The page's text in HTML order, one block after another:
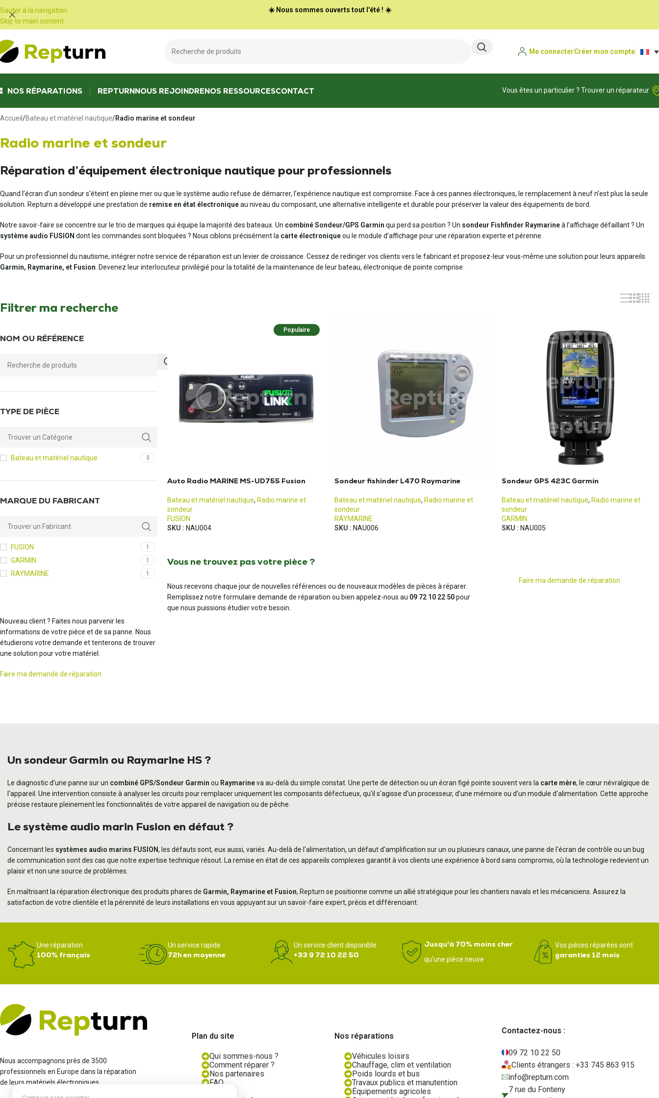
Sauter à la navigation
Skip to main content
☀️ Nous sommes ouverts tout l'été ! ☀️
Me connecterCréer mon compte
NOS RÉPARATIONS REPTURNNOUS REJOINDRENOS RESSOURCESCONTACT Vous êtes un particulier ? Trouver un réparateur
Accueil /Bateau et matériel nautique/Radio marine et sondeur
Radio marine et sondeur
Réparation d’équipement électronique nautique pour professionnels
Quand l’écran d’un sondeur s’éteint en pleine mer ou que le système audio refuse de démarrer, l’expérience nautique est compromise. Face à ces pannes électroniques, le remplacement à neuf n’est plus la seule
solution. Repturn a développé une prestation de remise en état électroniqueau niveau du composant, une alternative intelligente et durable pour préserver la valeur des équipements de bord.
Notre savoir-faire se concentre sur le trio de marques qui équipe la majorité des bateaux. Un combiné Sondeur/GPS Garmin qui perd sa position ? Un sondeur Fishfinder Raymarineà l’affichage défaillant ? Un
système audio FUSION dont les commandes sont bloquées ? Nous ciblons précisément la carte électroniqueou le module d’affichage pour une réparation experte et pérenne.
Pour un professionnel du nautisme, intégrer notre service de réparation est un levier de croissance. Cessez de rediriger vos clients vers le fabricant et proposez-leur vous-même une solution pour leurs appareils
Garmin, Raymarine, et Fusion . Devenez leur interlocuteur privilégié pour la totalité de la maintenance de leur bateau, électronique de pointe comprise.
Filtrer ma recherche
NOM OU RÉFÉRENCE
TYPE DE PIÈCE
Bateau et matériel nautique 3
MARQUE DU FABRICANT
FUSION 1
GARMIN 1
RAYMARINE 1
Nouveau client ? Faites nous parvenir les
informations de votre pièce et de sa panne. Nous
étudierons votre demande et tenterons de trouver
une solution pour votre matériel.
Faire ma demande de réparation
Populaire
Auto Radio MARINE MS-UD755 Fusion
Bateau et matériel nautique, Radio marine et
sondeur
FUSION
SKU : NAU004
Sondeur fishinder L470 Raymarine
Bateau et matériel nautique, Radio marine et
sondeur
RAYMARINE
SKU : NAU006
Sondeur GPS 423C Garmin
Bateau et matériel nautique, Radio marine et
sondeur
GARMIN
SKU : NAU005
Vous ne trouvez pas votre pièce ?
Nous recevons chaque jour de nouvelles références ou de nouveaux modèles de pièces à réparer.
Remplissez notre formulaire demande de réparation ou bien appelez-nous au 09 72 10 22 50pour
que nous puissions étudier votre besoin.
Faire ma demande de réparation
Un sondeur Garmin ou Raymarine HS ?
Le diagnostic d'une panne sur un combiné GPS/Sondeur Garmin ou Raymarineva au-delà du simple constat. Une perte de détection ou un écran figé pointe souvent vers la carte mère, le cœur névralgique de
l'appareil. Une intervention consiste à analyser les circuits pour remplacer uniquement les composants défectueux, qu'il s'agisse d'un processeur, d'une mémoire ou d'un module d'alimentation. Cette approche
précise restaure pleinement les fonctionnalités de votre appareil de navigation ou de pêche.
Le système audio marin Fusion en défaut ?
Concernant les systèmes audio marins FUSION, les défauts sont, eux aussi, variés. Au-delà de l'alimentation, un défaut d'amplification sur un ou plusieurs canaux, une panne de l'écran de contrôle ou un bug
de communication sont des cas que notre expertise technique résout. La remise en état de ces appareils complexes garantit à vos clients une expérience à bord sans compromis, où la technologie redevient un
plaisir et non une source de problèmes.
En maîtrisant la réparation électronique des produits phares de Garmin, Raymarine et Fusion, Repturn se positionne comme un allié stratégique pour les chantiers navals et les mécaniciens. Assurez la
satisfaction de votre clientèle et la pérennité de leurs installations en vous appuyant sur un savoir-faire expert, précis et différenciant.
Une réparation
100% français
Un service rapide
72h en moyenne
Un service client disponible
+33 9 72 10 22 50
Jusqu'à 70% moins cher
qu'une pièce neuve
Vos pièces réparées sont
garanties 12 mois
Nous accompagnons près de 3500
professionnels en Europe dans la réparation
de leurs matériels électroniques.
Plan du site
Qui sommes-nous ?
Comment réparer ?
Nos partenaires
FAQ
Nos réparations
Véhicules loisirs
Chauffage, clim et ventilation
Poids lourds et bus
Travaux publics et manutention
Équipements agricoles
Contactez-nous :
09 72 10 22 50
Clients étrangers : +33 745 863 915
info@repturn.com
7 rue du Fonteny